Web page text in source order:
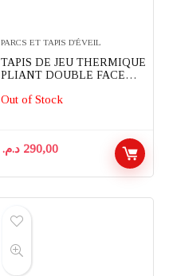
PARCS ET TAPIS D'ÉVEIL
TAPIS DE JEU THERMIQUE
PLIANT DOUBLE FACE
CM
Out of Stock
290,00 د.م.